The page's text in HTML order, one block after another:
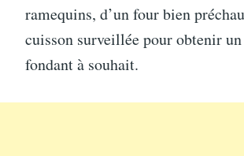
ramequins, d’un four bien
cuisson surveillée pour obtenir
fondant à souhait.